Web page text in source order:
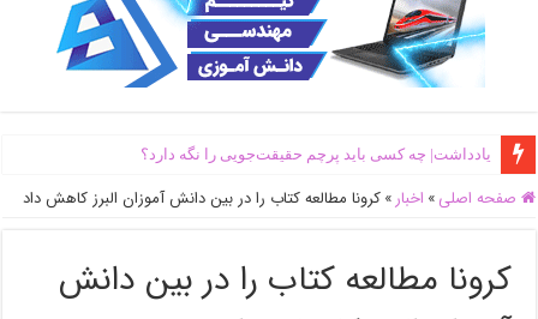
یادداشت| ‌چه کسی باید پرچم حقیقت‌جویی را نگه دارد؟
صفحه اصلی » اخبار » کرونا مطالعه کتاب را در بین دانش آموزان البرز کاهش داد
کرونا مطالعه کتاب را در بین دانش